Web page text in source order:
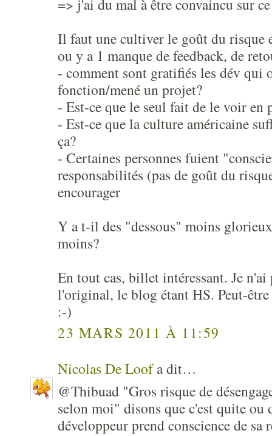
=> j'ai du mal à être convaincu sur
Il faut une cultiver le goût du risque
ou y a 1 manque de feedback, de
- comment sont gratifiés les dév qui
fonction/mené un projet?
- Est-ce que le seul fait de le voir en
- Est-ce que la culture américaine
ça?
- Certaines personnes fuient
responsabilités (pas de goût du
encourager
Y a t-il des "dessous" moins
moins?
En tout cas, billet intéressant. Je n'ai
l'original, le blog étant HS. Peut-
:-)
23 MARS 2011 À 11:59
Nicolas De Loofa dit…
@Thibuad "Gros risque de
selon moi" disons que c'est quite ou
développeur prend conscience de sa